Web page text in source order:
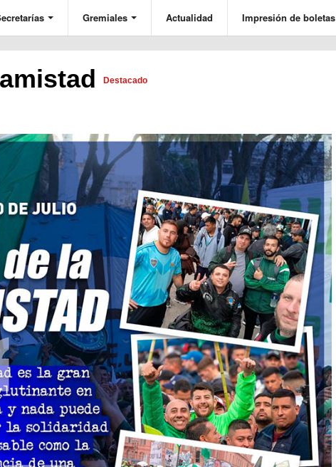
Gremiales Actualidad Impresión de boletas
Destacado